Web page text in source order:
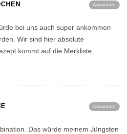
Antworten
bei uns auch super ankommen
Wir sind hier absolute
kommt auf die Merkliste.
Antworten
Das würde meinem Jüngsten